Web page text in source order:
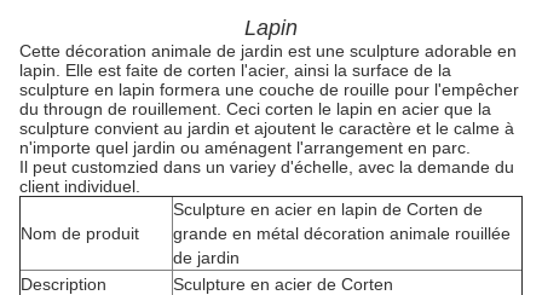
Lapin
Cette décoration animale de jardin est une sculpture adorable en
lapin. Elle est faite de corten l'acier, ainsi la surface de la
sculpture en lapin formera une couche de rouille pour l'empêcher
du througn de rouillement. Ceci corten le lapin en acier que la
sculpture convient au jardin et ajoutent le caractère et le calme à
n'importe quel jardin ou aménagent l'arrangement en parc.
Il peut customzied dans un variey d'échelle, avec la demande du
client individuel.
Nom de produit
Sculpture en acier en lapin de Corten de
grande en métal décoration animale rouillée
de jardin
Description
Sculpture en acier de Corten